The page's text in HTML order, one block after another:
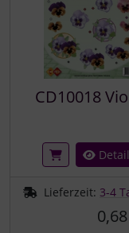
CD10018
Lieferzeit: 3-4